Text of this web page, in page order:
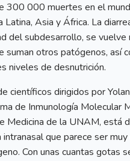
300 000 muertes en el
Latina, Asia y África. La
del subdesarrollo, se vuelve
suman otros patógenos, así
niveles de desnutrición.
científicos dirigidos por
de Inmunología Molecular
Medicina de la UNAM, está
intranasal que parece ser
Con unas cuantas gotas